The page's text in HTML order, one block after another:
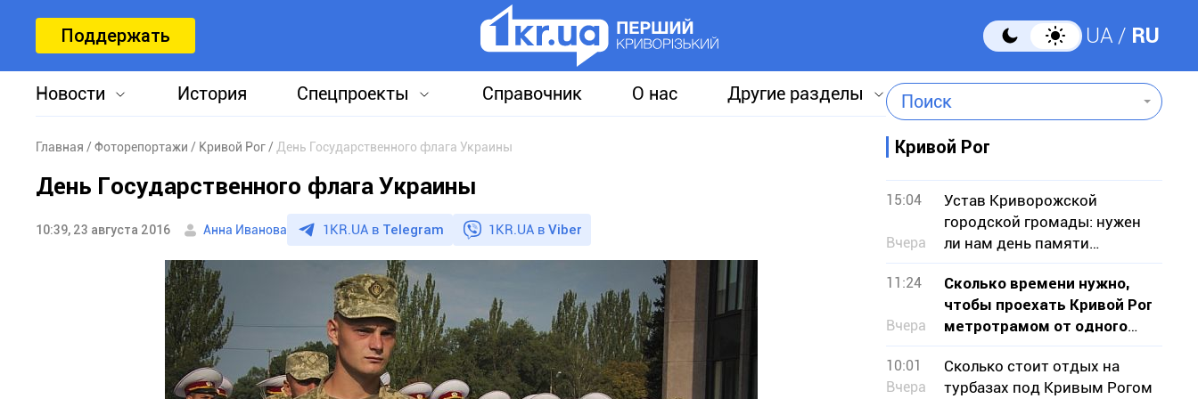
Поддержать UA RU
Новости История Спецпроекты Справочник О нас Другие разделы Поиск
Главная Фоторепортажи Кривой Рог День Государственного флага Украины
День Государственного флага Украины
10:39, 23 августа 2016 Анна Иванова 1KR.UA в Telegram 1KR.UA в Viber
Кривой Рог
15:04
Вчера
Устав Криворожской
городской громады: нужен
ли нам день памяти
умерших городских голов?
11:24
Вчера
Сколько времени нужно,
чтобы проехать Кривой Рог
метротрамом от одного
конца к другому
10:01
Вчера
Сколько стоит отдых на
турбазах под Кривым Рогом